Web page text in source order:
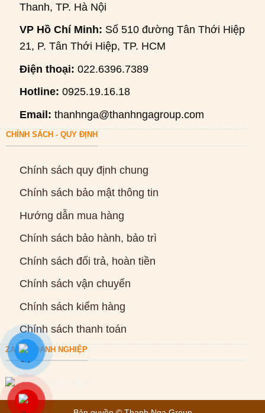
Thanh, TP. Hà Nội
VP Hồ Chí Minh: Số 510 đường Tân Thới Hiệp
21, P. Tân Thới Hiệp, TP. HCM
Điện thoại: 022.6396.7389
Hotline: 0925.19.16.18
Email: thanhnga@thanhngagroup.com
CHÍNH SÁCH - QUY ĐỊNH
Chính sách quy định chung
Chính sách bảo mật thông tin
Hướng dẫn mua hàng
Chính sách bảo hành, bảo trì
Chính sách đổi trả, hoàn tiền
Chính sách vận chuyển
Chính sách kiểm hàng
Chính sách thanh toán
ZALO DOANH NGHIỆP